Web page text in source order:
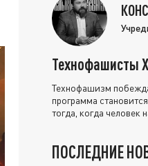
Технофашисты
Технофашизм
программа
тогда, когда человек
ПОСЛЕДНИЕ